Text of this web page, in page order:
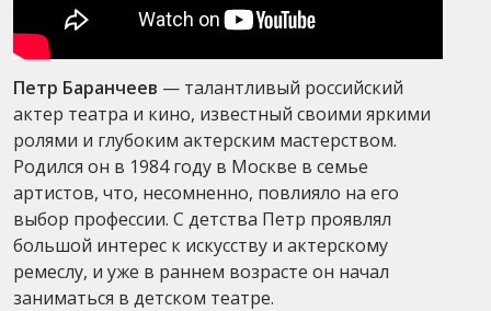
Петр Баранчеев — талантливый российский
актер театра и кино, известный своими яркими
ролями и глубоким актерским мастерством.
Родился он в 1984 году в Москве в семье
артистов, что, несомненно, повлияло на его
выбор профессии. С детства Петр проявлял
большой интерес к искусству и актерскому
ремеслу, и уже в раннем возрасте он начал
заниматься в детском театре.